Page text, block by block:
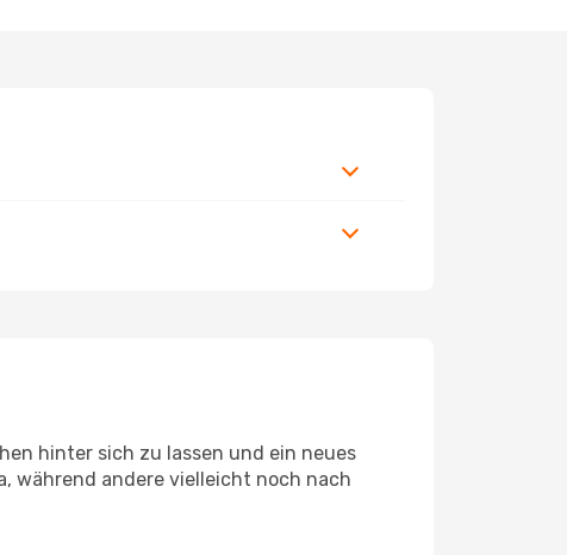
hinter sich zu lassen und ein neues
während andere vielleicht noch nach